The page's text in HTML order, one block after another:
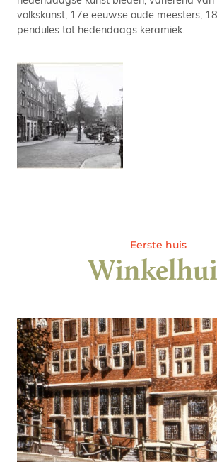
volkskunst, 17e eeuwse oude meesters,
pendules tot hedendaags keramiek.
Eerste huis